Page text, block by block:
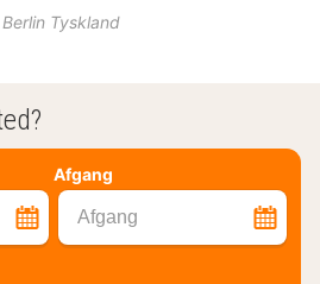
Berlin Tyskland
Afgang
Afgang